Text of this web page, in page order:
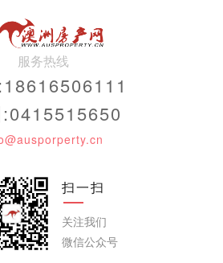
服务热线
扫一扫
关注我们
微信公众号